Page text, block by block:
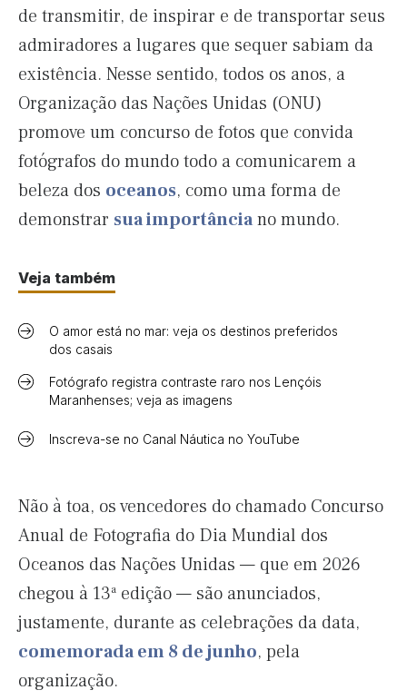
de transmitir, de inspirar e de transportar seus
admiradores a lugares que sequer sabiam da
existência. Nesse sentido, todos os anos, a
Organização das Nações Unidas (ONU)
promove um concurso de fotos que convida
fotógrafos do mundo todo a comunicarem a
beleza dos oceanos, como uma forma de
demonstrar sua importânciano mundo.
Veja também
O amor está no mar: veja os destinos preferidos
dos casais
Fotógrafo registra contraste raro nos Lençóis
Maranhenses; veja as imagens
Inscreva-se no Canal Náutica no YouTube
Não à toa, os vencedores do chamado Concurso
Anual de Fotografia do Dia Mundial dos
Oceanos das Nações Unidas — que em 2026
chegou à 13ª edição — são anunciados,
justamente, durante as celebrações da data,
comemorada em 8 de junho, pela
organização.